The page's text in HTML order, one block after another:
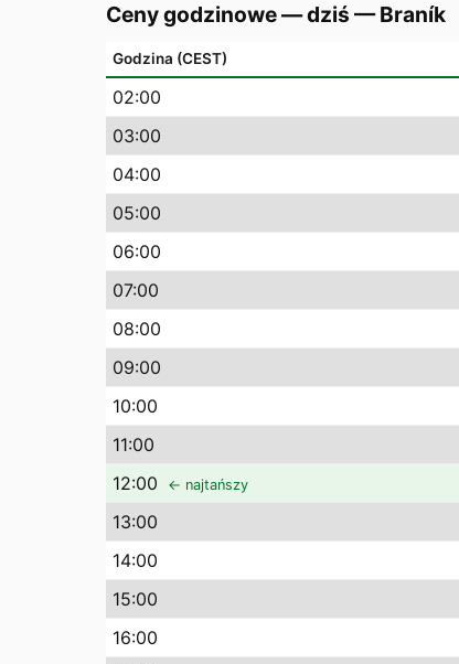
Ceny godzinowe — dziś —Braník
Godzina (CEST)
02:00
03:00
04:00
05:00
06:00
07:00
08:00
09:00
10:00
11:00
12:00 ← najtańszy
13:00
14:00
15:00
16:00